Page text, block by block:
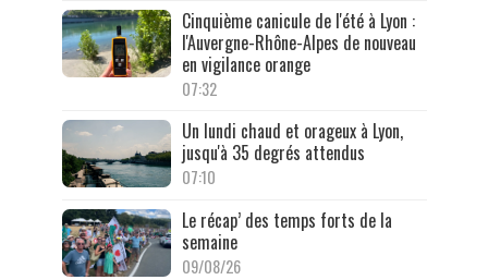
Cinquième canicule de l'été à Lyon :
l'Auvergne-Rhône-Alpes de nouveau
en vigilance orange
07:32
Un lundi chaud et orageux à Lyon,
jusqu'à 35 degrés attendus
07:10
Le récap’ des temps forts de la
semaine
09/08/26